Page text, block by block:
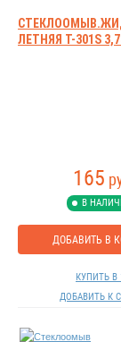
ЛЕТНЯЯ Т-301S
165
В
ДОБАВИТЬ В
КУПИТЬ В
ДОБАВИТЬ К